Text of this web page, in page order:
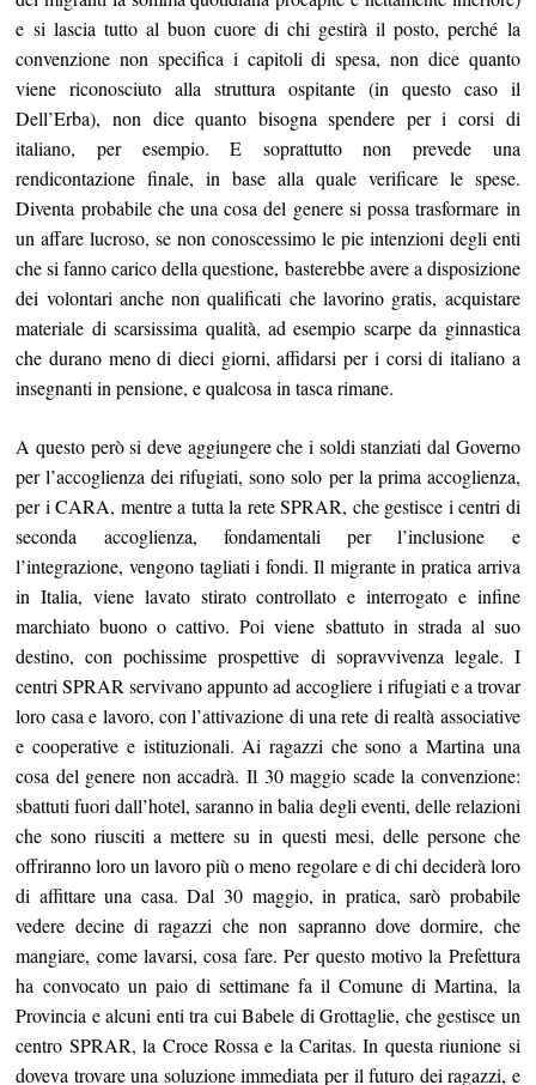
e si lascia tutto al buon cuore di chi gestirà il posto, perché la
convenzione non specifica i capitoli di spesa, non dice quanto
viene riconosciuto alla struttura ospitante (in questo caso il
Dell’Erba), non dice quanto bisogna spendere per i corsi di
italiano, per esempio. E soprattutto non prevede una
rendicontazione finale, in base alla quale verificare le spese.
Diventa probabile che una cosa del genere si possa trasformare in
un affare lucroso, se non conoscessimo le pie intenzioni degli enti
che si fanno carico della questione, basterebbe avere a disposizione
dei volontari anche non qualificati che lavorino gratis, acquistare
materiale di scarsissima qualità, ad esempio scarpe da ginnastica
che durano meno di dieci giorni, affidarsi per i corsi di italiano a
insegnanti in pensione, e qualcosa in tasca rimane.
A questo però si deve aggiungere che i soldi stanziati dal Governo
per l’accoglienza dei rifugiati, sono solo per la prima accoglienza,
per i CARA, mentre a tutta la rete SPRAR, che gestisce i centri di
seconda accoglienza, fondamentali per l’inclusione e
l’integrazione, vengono tagliati i fondi. Il migrante in pratica arriva
in Italia, viene lavato stirato controllato e interrogato e infine
marchiato buono o cattivo. Poi viene sbattuto in strada al suo
destino, con pochissime prospettive di sopravvivenza legale. I
centri SPRAR servivano appunto ad accogliere i rifugiati e a trovar
loro casa e lavoro, con l’attivazione di una rete di realtà associative
e cooperative e istituzionali. Ai ragazzi che sono a Martina una
cosa del genere non accadrà. Il 30 maggio scade la convenzione:
sbattuti fuori dall’hotel, saranno in balia degli eventi, delle relazioni
che sono riusciti a mettere su in questi mesi, delle persone che
offriranno loro un lavoro più o meno regolare e di chi deciderà loro
di affittare una casa. Dal 30 maggio, in pratica, sarò probabile
vedere decine di ragazzi che non sapranno dove dormire, che
mangiare, come lavarsi, cosa fare. Per questo motivo la Prefettura
ha convocato un paio di settimane fa il Comune di Martina, la
Provincia e alcuni enti tra cui Babele di Grottaglie, che gestisce un
centro SPRAR, la Croce Rossa e la Caritas. In questa riunione si
doveva trovare una soluzione immediata per il futuro dei ragazzi, e